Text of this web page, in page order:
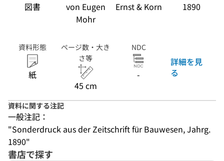
図書
von Eugen
Mohr
Ernst & Korn 1890
資料形態
紙
ページ数・大き
さ等
45 cm
NDC
-
詳細を見
る
資料に関する注記
一般注記：
"Sonderdruck aus der Zeitschrift für Bauwesen, Jahrg.
1890"
書店で探す